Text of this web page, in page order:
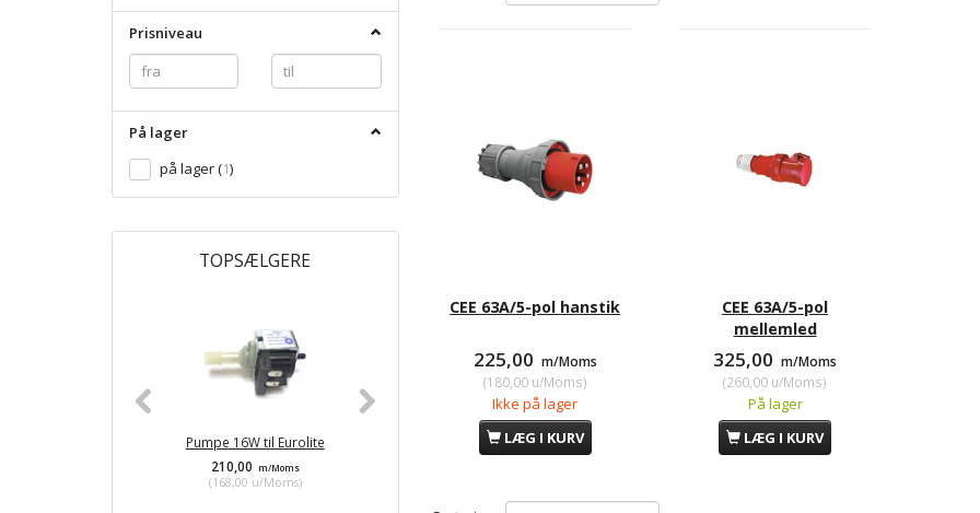
Prisniveau
På lager
på lager(1)
TOPSÆLGERE
Pumpe 16W til Eurolite
210,00
m/Moms
(168,00 u/Moms)
Effekt Rack 24 cm dybde
Effekt Rack 40 cm dybde
CEE 63A/5-pol hanstik
225,00 m/Moms
(180,00u/Moms)
Ikke på lager
LÆG I KURV
CEE 63A/5-pol
mellemled
325,00 m/Moms
(260,00 u/Moms)
På lager
LÆG I KURV